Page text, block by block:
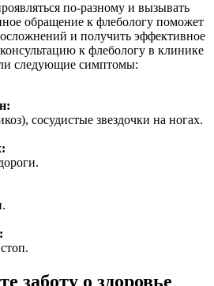
по-разному и вызывать
обращение к флебологу поможет
осложнений и получить эффективное
к флебологу в клинике
следующие симптомы:
сосудистые звездочки на ногах.
заботу о здоровье